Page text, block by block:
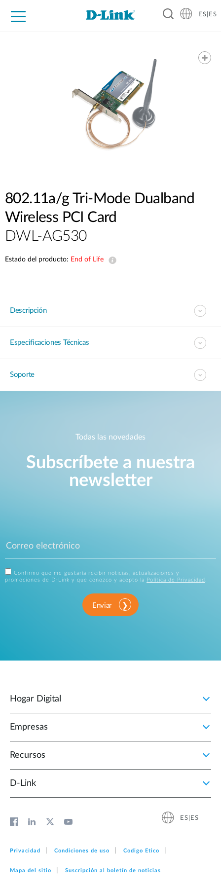
ES|ES
802.11a/g Tri-Mode Dualband
Wireless PCI Card
DWL-AG530
Estado del producto: End of Life
Descripción
Especificaciones Técnicas
Soporte
Todas las novedades
Subscríbete a nuestra
newsletter
Confirmo que me gustaría recibir noticias, actualizaciones y
promociones de D-Link y que conozco y acepto la
Política de Privacidad .
Enviar
Hogar Digital
Empresas
Recursos
D‑Link
ES|ES
Privacidad Condiciones de uso Codigo Etico
Mapa del sitio Suscripción al boletín de noticias